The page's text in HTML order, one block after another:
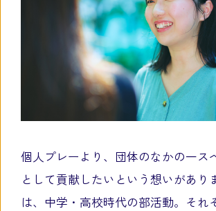
個人プレーより、団体のなかの一ス
として貢献したいという想いがあり
は、中学・高校時代の部活動。それ